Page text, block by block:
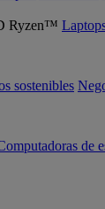
sostenibles
de